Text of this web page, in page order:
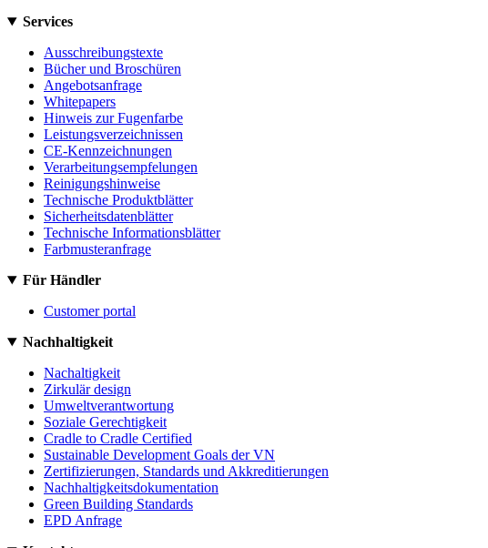
Services
Ausschreibungstexte
Bücher und Broschüren
Angebotsanfrage
Whitepapers
Hinweis zur Fugenfarbe
Leistungsverzeichnissen
CE-Kennzeichnungen
Verarbeitungsempfelungen
Reinigungshinweise
Technische Produktblätter
Sicherheitsdatenblätter
Technische Informationsblätter
Farbmusteranfrage
Für Händler
Customer portal
Nachhaltigkeit
Nachaltigkeit
Zirkulär design
Umweltverantwortung
Soziale Gerechtigkeit
Cradle to Cradle Certified
Sustainable Development Goals der VN
Zertifizierungen, Standards und Akkreditierungen
Nachhaltigkeitsdokumentation
Green Building Standards
EPD Anfrage